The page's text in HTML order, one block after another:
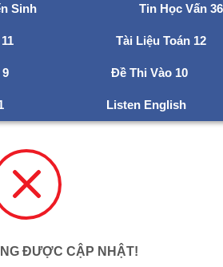
Sinh Tin Học Vấn
Tài Liệu Toán 12
Đề Thi Vào 10
Listen English
ĐƯỢC CẬP NHẬT!